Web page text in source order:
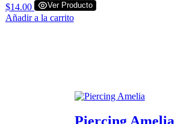
$14.00 Ver Producto
Añadir a la carrito